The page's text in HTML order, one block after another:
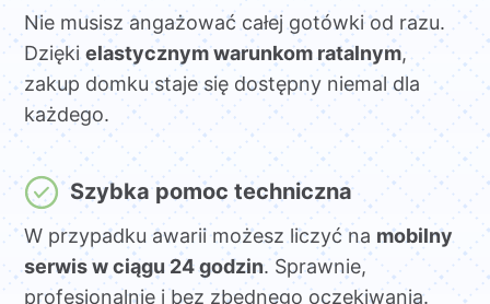
Nie musisz angażować całej gotówki od razu.
Dziękielastycznym warunkom ratalnym,
zakup domku staje się dostępny niemal dla
każdego.
Szybka pomoc techniczna
W przypadku awarii możesz liczyć na mobilny
serwis w ciągu 24 godzin. Sprawnie,
profesjonalnie i bez zbędnego oczekiwania.